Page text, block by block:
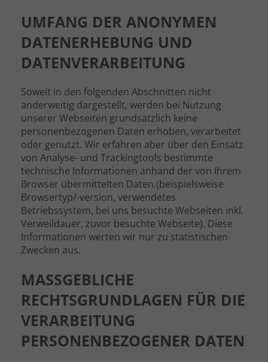
UMFANG DER ANONYMEN
DATENERHEBUNG UND
DATENVERARBEITUNG
Soweit in den folgenden Abschnitten nicht
anderweitig dargestellt, werden bei Nutzung
unserer Webseiten grundsätzlich keine
personenbezogenen Daten erhoben, verarbeitet
oder genutzt. Wir erfahren aber über den Einsatz
von Analyse- und Trackingtools bestimmte
technische Informationen anhand der von Ihrem
Browser übermittelten Daten (beispielsweise
Browsertyp/-version, verwendetes
Betriebssystem, bei uns besuchte Webseiten inkl.
Verweildauer, zuvor besuchte Webseite). Diese
Informationen werten wir nur zu statistischen
Zwecken aus.
MASSGEBLICHE R
ECHTSGRUNDLAGEN FÜR DIE V
ERARBEITUNG P
ERSONENBEZOGENER DATEN